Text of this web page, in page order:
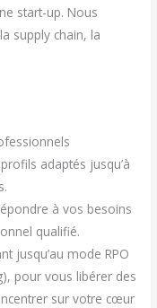
start-up. Nous
supply chain, la
adaptés jusqu’à
à vos besoins
qualifié.
jusqu’au mode RPO
pour vous libérer des
sur votre cœur